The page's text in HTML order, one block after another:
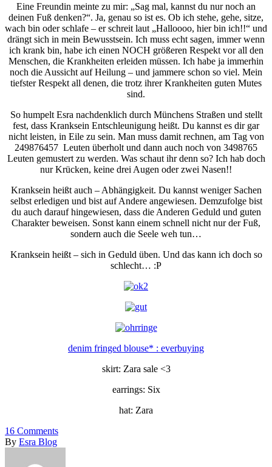
Eine Freundin meinte zu mir: „Sag mal, kannst du nur noch an
deinen Fuß denken?“. Ja, genau so ist es. Ob ich stehe, gehe, sitze,
wach bin oder schlafe – er schreit laut „Halloooo, hier bin ich!!“ und
drängt sich in mein Bewusstsein. Ich muss echt sagen, immer wenn
ich krank bin, habe ich einen NOCH größeren Respekt vor all den
Menschen, die Krankheiten erleiden müssen. Ich habe ja immerhin
noch die Aussicht auf Heilung – und jammere schon so viel. Mein
tiefster Respekt all denen, die trotz ihrer Krankheiten guten Mutes
sind.
So humpelt Esra nachdenklich durch Münchens Straßen und stellt
fest, dass Kranksein Entschleunigung heißt. Du kannst es dir gar
nicht leisten, in Eile zu sein. Man muss damit rechnen, am Tag von
249876457 Leuten überholt und dann auch noch von 3498765
Leuten gemustert zu werden. Was schaut ihr denn so? Ich hab doch
nur Krücken, keine drei Augen oder zwei Nasen!!
Kranksein heißt auch – Abhängigkeit. Du kannst weniger Sachen
selbst erledigen und bist auf Andere angewiesen. Demzufolge bist
du auch darauf hingewiesen, dass die Anderen Geduld und guten
Charakter beweisen. Sonst kann einem schnell nicht nur der Fuß,
sondern auch die Seele weh tun…
Kranksein heißt – sich in Geduld üben. Und das kann ich doch so
schlecht… :P
denim fringed blouse* : everbuying
skirt: Zara sale <3
earrings: Six
hat: Zara
16 Comments
By Esra Blog